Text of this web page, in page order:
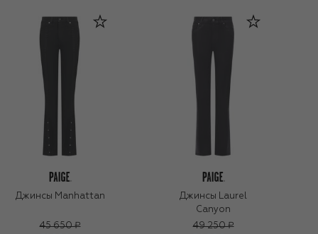
Джинсы Manhattan
45 650 ₽
Джинсы Laurel
Canyon
49 250 ₽